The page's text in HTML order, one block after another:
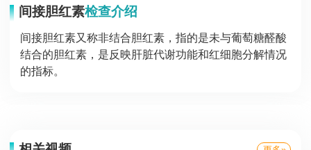
间接胆红素检查介绍
间接胆红素又称非结合胆红素，指的是未与葡萄糖醛酸
结合的胆红素，是反映肝脏代谢功能和红细胞分解情况
的指标。